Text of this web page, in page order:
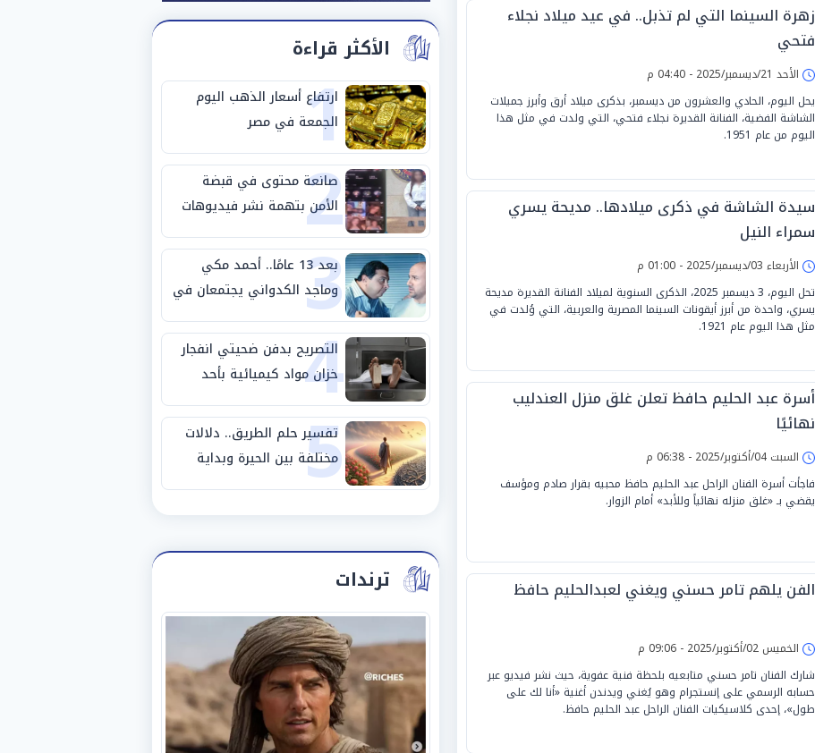
زهرة السينما التي لم تذبل.. في عيد ميلاد نجلاء
فتحي
الأحد 21/ديسمبر/2025 - 04:40 م
يحل اليوم، الحادي والعشرون من ديسمبر، بذكرى ميلاد أرق وأبرز جميلات
الشاشة الفضية، الفنانة القديرة نجلاء فتحي، التي ولدت في مثل هذا
اليوم من عام 1951.
سيدة الشاشة في ذكرى ميلادها.. مديحة يسري
سمراء النيل
الأربعاء 03/ديسمبر/2025 - 01:00 م
تحل اليوم، 3 ديسمبر 2025، الذكرى السنوية لميلاد الفنانة القديرة مديحة
يسري، واحدة من أبرز أيقونات السينما المصرية والعربية، التي وُلدت في
مثل هذا اليوم عام 1921.
أسرة عبد الحليم حافظ تعلن غلق منزل العندليب
نهائيًا
السبت 04/أكتوبر/2025 - 06:38 م
فاجأت أسرة الفنان الراحل عبد الحليم حافظ محبيه بقرار صادم ومؤسف
يقضي بـ «غلق منزله نهائياً وللأبد» أمام الزوار.
الفن يلهم تامر حسني ويغني لعبدالحليم حافظ
الخميس 02/أكتوبر/2025 - 09:06 م
شارك الفنان تامر حسني متابعيه بلحظة فنية عفوية، حيث نشر فيديو عبر
حسابه الرسمي على إنستجرام وهو يُغني ويدندن أغنية «أنا لك على
طول»، إحدى كلاسيكيات الفنان الراحل عبد الحليم حافظ.
الأكثر قراءة
1
ارتفاع أسعار الذهب اليوم
الجمعة في مصر
2
صانعة محتوى في قبضة
الأمن بتهمة نشر فيديوهات
خادشة للحياء
3 بعد 13 عامًا.. أحمد مكي
وماجد الكدواني يجتمعان في
«فرصة سعيدة»
4
التصريح بدفن ضحيتي انفجار
خزان مواد كيميائية بأحد
مصانع الفيوم
5
تفسير حلم الطريق.. دلالات
مختلفة بين الحيرة وبداية
مرحلة جديدة
ترندات